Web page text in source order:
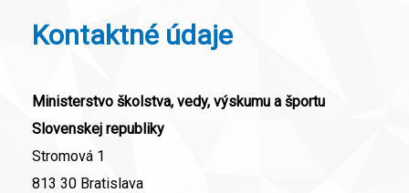
Kontaktné údaje
Ministerstvo školstva, vedy, výskumu a športu
Slovenskej republiky
Stromová 1
813 30 Bratislava